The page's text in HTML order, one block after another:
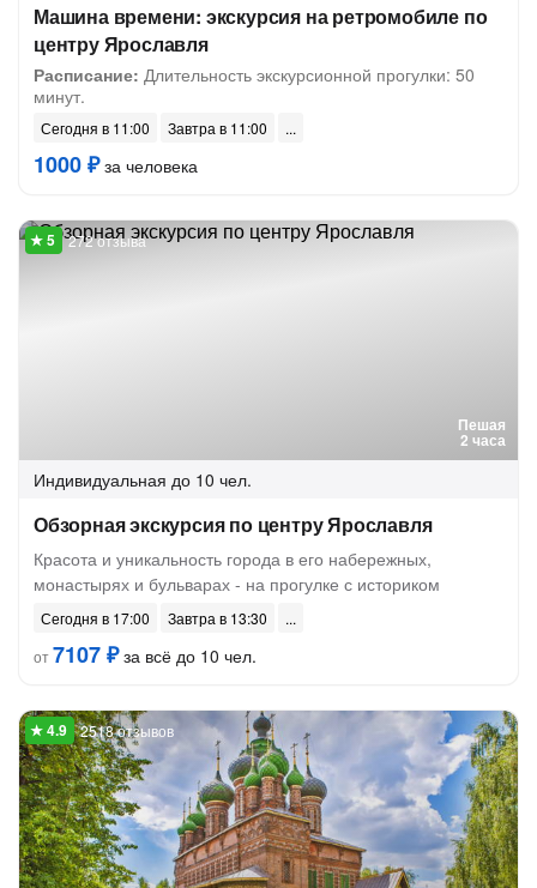
Машина времени: экскурсия на ретромобиле по
центру Ярославля
Расписание: Длительность экскурсионной прогулки: 50
минут.
Сегодня в 11:00 Завтра в 11:00
1000 ₽за человека
Пешая
2 часа
272 отзыва
Индивидуальная до 10 чел.
Обзорная экскурсия по центру Ярославля
Красота и уникальность города в его набережных,
монастырях и бульварах - на прогулке с историком
Сегодня в 17:00
Завтра в 13:30
от7107 ₽за всё до 10 чел.
2518 отзывов